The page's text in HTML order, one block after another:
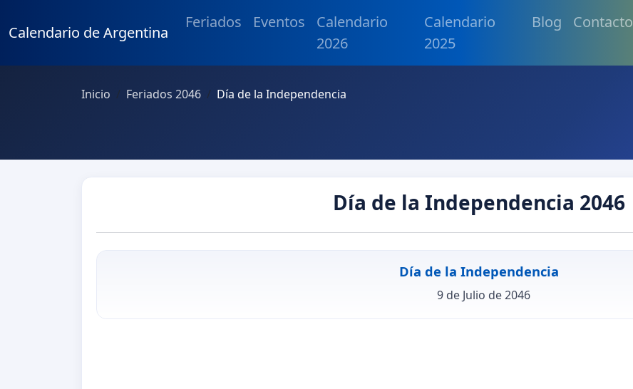
Calendario de Argentina
Feriados Eventos
Calendario
2026
Calendario
2025
Blog Contacto
Inicio Feriados 2046 Día de la Independencia
Día de la Independencia 2046
Día de la Independencia
9 de Julio de 2046